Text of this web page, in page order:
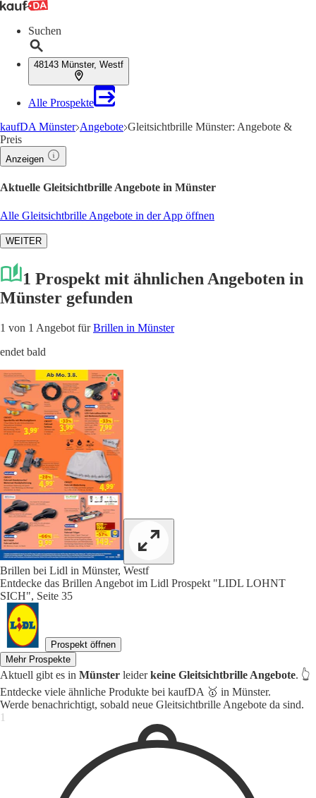
Suchen
48143 Münster, Westf
Alle Prospekte
kaufDA Münster Angebote Gleitsichtbrille Münster: Angebote &
Preis
Anzeigen
Aktuelle Gleitsichtbrille Angebote in Münster
Alle Gleitsichtbrille Angebote in der App öffnen
WEITER
1 Prospekt mit ähnlichen Angeboten in
Münster gefunden
1 von 1 Angebot fürBrillen in Münster
endet bald
Brillen bei Lidl in Münster, Westf
Entdecke das Brillen Angebot im Lidl Prospekt "LIDL LOHNT
SICH", Seite 35
Prospekt öffnen
Mehr Prospekte
Aktuell gibt es in Münster leiderkeine Gleitsichtbrille Angebote. 👆
Entdecke viele ähnliche Produkte bei kaufDA 🥇 in Münster.
Werde benachrichtigt, sobald neue Gleitsichtbrille Angebote da sind.